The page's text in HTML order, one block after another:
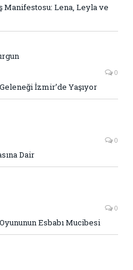
Manifestosu: Lena, Leyla ve
0
İzmir’de Yaşıyor
0
Dair
0
Esbabı Mucibesi